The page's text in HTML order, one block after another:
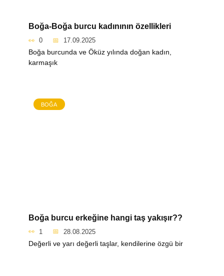
Boğa-Boğa burcu kadınının özellikleri
0 17.09.2025
Boğa burcunda ve Öküz yılında doğan kadın,
karmaşık
BOĞA
Boğa burcu erkeğine hangi taş yakışır??
1 28.08.2025
Değerli ve yarı değerli taşlar, kendilerine özgü bir